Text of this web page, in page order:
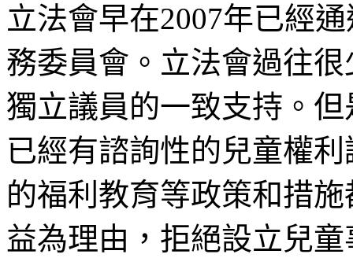
立法會早在2007年已經
務委員會。立法會過往
獨立議員的一致支持。
已經有諮詢性的兒童權
的福利教育等政策和措
益為理由，拒絕設立兒